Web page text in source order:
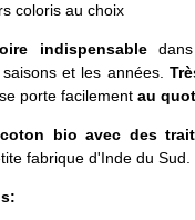
coloris au choix
indispensabledans
et les années.
porte facilement au
coton bio avec des
fabrique d'Inde du Sud.